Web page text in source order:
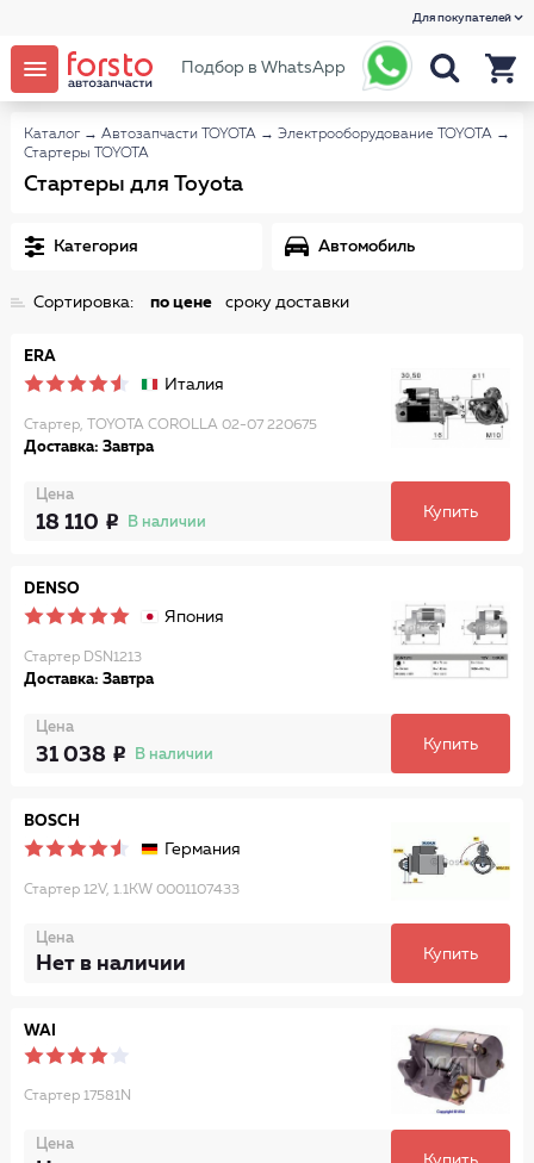
Для покупателей
Подбор в WhatsApp
Каталог → Автозапчасти TOYOTA → Электрооборудование TOYOTA →
Стартеры TOYOTA
Стартеры для Toyota
Категория Автомобиль
Сортировка: по цене сроку доставки
ERA
Италия
Стартер, TOYOTA COROLLA 02-07 220675
Доставка: Завтра
Цена
18 110 В наличии
Купить
DENSO
Япония
Стартер DSN1213
Доставка: Завтра
Цена
31 038 В наличии
Купить
BOSCH
Германия
Стартер 12V, 1.1KW 0001107433
Цена
Нет в наличии Купить
WAI
Стартер 17581N
Цена